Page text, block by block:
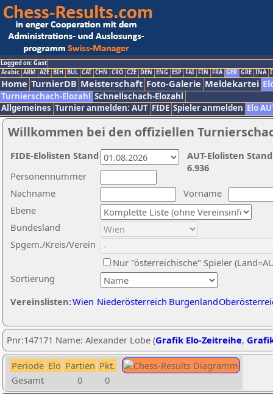
Logged on: Gast
Arabic ARM AZE BIH BUL CAT CHN CRO CZE DEN ENG ESP FAI FIN FRA GER GRE INA
Home TurnierDB Meisterschaft Foto-Galerie Meldekartei
Turnierschach-Elozahl Schnellschach-Elozahl
Allgemeines Turnier anmelden: AUT FIDE Spieler anmelden Elo
Willkommen bei den offiziellen
Nachname
Vorname
Ebene
Sortierung
Personennummer
Bundesland
Spgem./Kreis/Verein
Nur "österreichische" Spieler
Vereinslisten:Wien Niederösterreich Burgenland
AUT-Elolisten
6.936
FIDE-Elolisten Stand
Pnr:147171 Name: Alexander Lobe (Grafik Elo-Zeitreihe,
Periode Elo Partien Pkt.
Gesamt
0 0